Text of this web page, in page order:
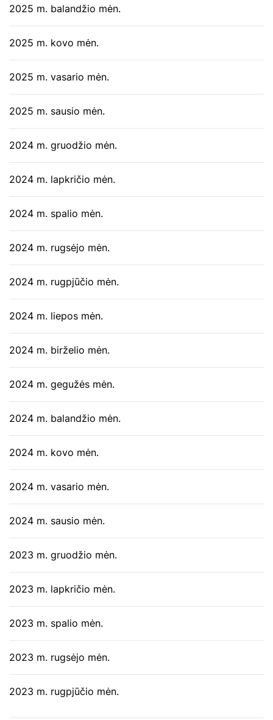
2025 m. balandžio mėn.
2025 m. kovo mėn.
2025 m. vasario mėn.
2025 m. sausio mėn.
2024 m. gruodžio mėn.
2024 m. lapkričio mėn.
2024 m. spalio mėn.
2024 m. rugsėjo mėn.
2024 m. rugpjūčio mėn.
2024 m. liepos mėn.
2024 m. birželio mėn.
2024 m. gegužės mėn.
2024 m. balandžio mėn.
2024 m. kovo mėn.
2024 m. vasario mėn.
2024 m. sausio mėn.
2023 m. gruodžio mėn.
2023 m. lapkričio mėn.
2023 m. spalio mėn.
2023 m. rugsėjo mėn.
2023 m. rugpjūčio mėn.